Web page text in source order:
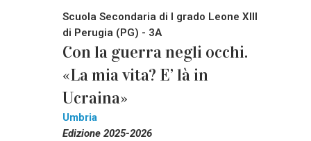
Scuola Secondaria di I grado Leone XIII
di Perugia (PG) - 3A
Con la guerra negli occhi.
«La mia vita? E’ là in
Ucraina»
Umbria
Edizione 2025-2026